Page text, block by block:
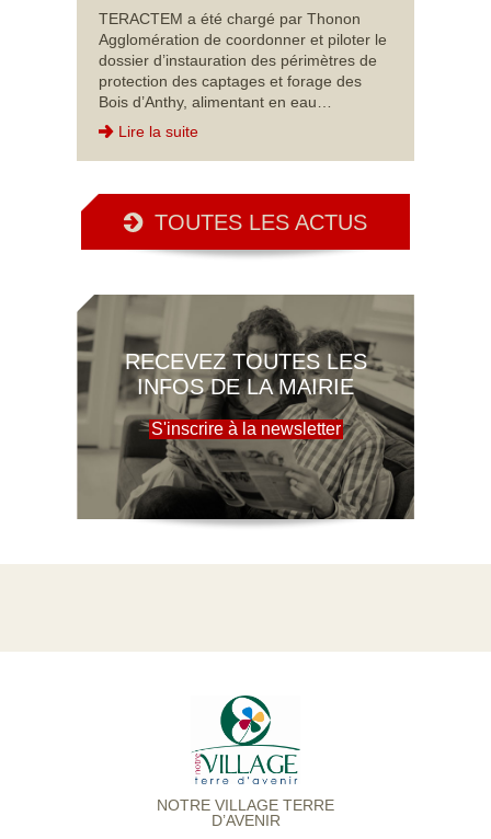
TERACTEM a été chargé par Thonon
Agglomération de coordonner et piloter le
dossier d’instauration des périmètres de
protection des captages et forage des
Bois d’Anthy, alimentant en eau…
Lire la suite
TOUTES LES ACTUS
RECEVEZ TOUTES LES
INFOS DE LA MAIRIE
S'inscrire à la newsletter
NOTRE VILLAGE TERRE
D’AVENIR